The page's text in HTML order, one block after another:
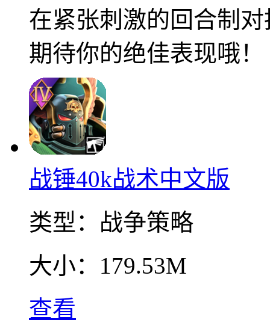
在紧张刺激的回合制
期待你的绝佳表现哦！
战锤40k战术中文版
类型： 战争策略
大小： 179.53M
查看